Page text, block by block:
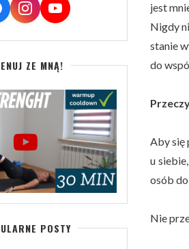
jest
Nigdy
stanie
do
Aby się
u
osób
Nie
ZE MNĄ!
POSTY